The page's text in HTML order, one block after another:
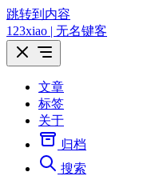
跳转到内容
123xiao | 无名键客
文章
标签
关于
归档
搜索